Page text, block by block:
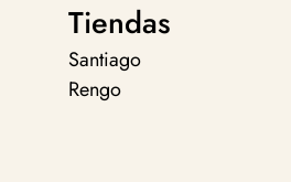
Tiendas
Santiago
Rengo